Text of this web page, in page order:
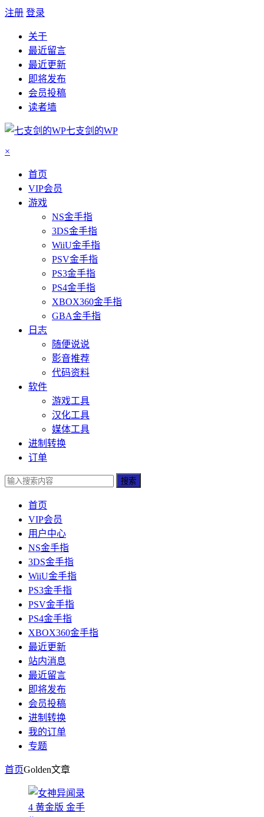
注册 登录
关于
最近留言
最近更新
即将发布
会员投稿
读者墙
七支剑的WP
×
首页
VIP会员
游戏
NS金手指
3DS金手指
WiiU金手指
PSV金手指
PS3金手指
PS4金手指
XBOX360金手指
GBA金手指
日志
随便说说
影音推荐
代码资料
软件
游戏工具
汉化工具
媒体工具
进制转换
订单
搜索
首页
VIP会员
用户中心
NS金手指
3DS金手指
WiiU金手指
PS3金手指
PSV金手指
PS4金手指
XBOX360金手指
最近更新
站内消息
最近留言
即将发布
会员投稿
进制转换
我的订单
专题
首页Golden文章